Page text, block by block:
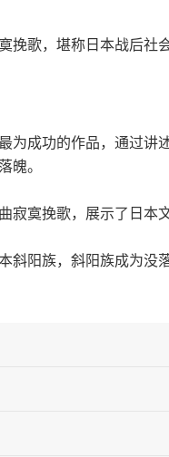
挽歌，堪称日本战后社
为成功的作品，通过
魄。
寂寞挽歌，展示了日本
斜阳族，斜阳族成为没